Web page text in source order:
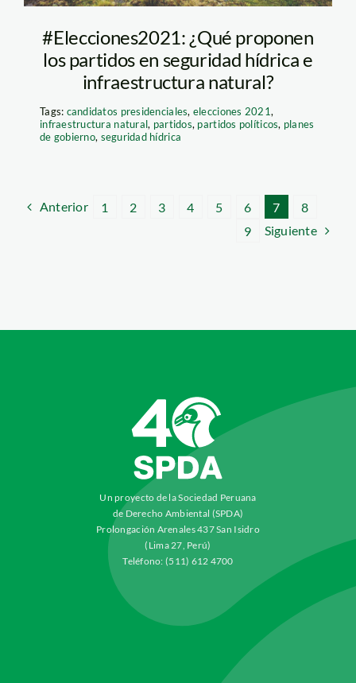
#Elecciones2021: ¿Qué proponen
los partidos en seguridad hídrica e
infraestructura natural?
Tags: candidatos presidenciales, elecciones 2021,
infraestructura natural, partidos, partidos políticos, planes
de gobierno, seguridad hídrica
Anterior 1 2 3 4 5 6 7
8
9
Siguiente
Un proyecto de la Sociedad Peruana
de Derecho Ambiental (SPDA)
Prolongación Arenales 437 San Isidro
(Lima 27, Perú)
Teléfono: (511) 612 4700